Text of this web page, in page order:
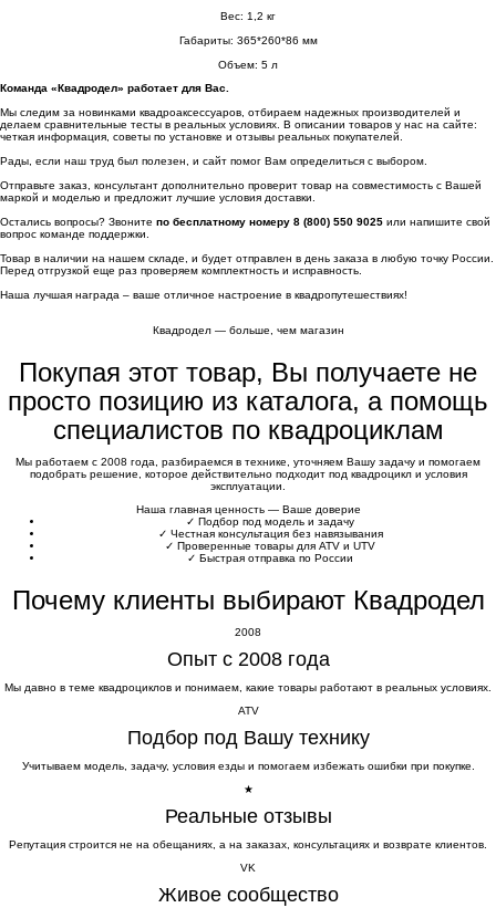
Вес: 1,2 кг
Габариты: 365*260*86 мм
Объем: 5 л
Команда «Квадродел» работает для Вас.
Мы следим за новинками квадроаксессуаров, отбираем надежных производителей и
делаем сравнительные тесты в реальных условиях. В описании товаров у нас на сайте:
четкая информация, советы по установке и отзывы реальных покупателей.
Рады, если наш труд был полезен, и сайт помог Вам определиться с выбором.
Отправьте заказ, консультант дополнительно проверит товар на совместимость с Вашей
маркой и моделью и предложит лучшие условия доставки.
Остались вопросы? Звоните по бесплатному номеру 8 (800) 550 9025 или напишите свой
вопрос команде поддержки.
Товар в наличии на нашем складе, и будет отправлен в день заказа в любую точку России.
Перед отгрузкой еще раз проверяем комплектность и исправность.
Наша лучшая награда – ваше отличное настроение в квадропутешествиях!
Квадродел — больше, чем магазин
Покупая этот товар, Вы получаете не
просто позицию из каталога, а помощь
специалистов по квадроциклам
Мы работаем с 2008 года, разбираемся в технике, уточняем Вашу задачу и помогаем
подобрать решение, которое действительно подходит под квадроцикл и условия
эксплуатации.
Наша главная ценность — Ваше доверие
✓ Подбор под модель и задачу
✓ Честная консультация без навязывания
✓ Проверенные товары для ATV и UTV
✓ Быстрая отправка по России
Почему клиенты выбирают Квадродел
2008
Опыт с 2008 года
Мы давно в теме квадроциклов и понимаем, какие товары работают в реальных условиях.
ATV
Подбор под Вашу технику
Учитываем модель, задачу, условия езды и помогаем избежать ошибки при покупке.
★
Реальные отзывы
Репутация строится не на обещаниях, а на заказах, консультациях и возврате клиентов.
VK
Живое сообщество